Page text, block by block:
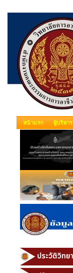
หน้าแรก ผู้บริหาร